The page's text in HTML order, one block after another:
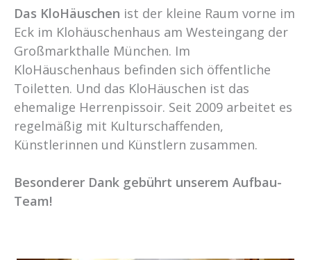
Das KloHäuschen ist der kleine Raum vorne im
Eck im Klohäuschenhaus am Westeingang der
Großmarkthalle München. Im
KloHäuschenhaus befinden sich öffentliche
Toiletten. Und das KloHäuschen ist das
ehemalige Herrenpissoir. Seit 2009 arbeitet es
regelmäßig mit Kulturschaffenden,
Künstlerinnen und Künstlern zusammen.
Besonderer Dank gebührt unserem Aufbau-
Team!